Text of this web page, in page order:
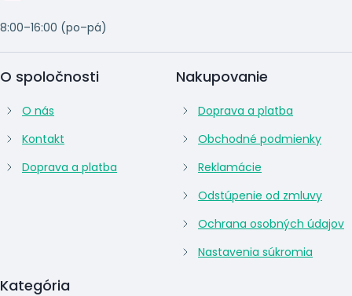
8:00–16:00 (po–pá)
O spoločnosti
O nás
Kontakt
Doprava a platba
Kategória
Nakupovanie
Doprava a platba
Obchodné podmienky
Reklamácie
Odstúpenie od zmluvy
Ochrana osobných údajov
Nastavenia súkromia